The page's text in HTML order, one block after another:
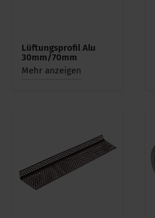
Lüftungsprofil Alu
30mm/70mm
Mehr anzeigen